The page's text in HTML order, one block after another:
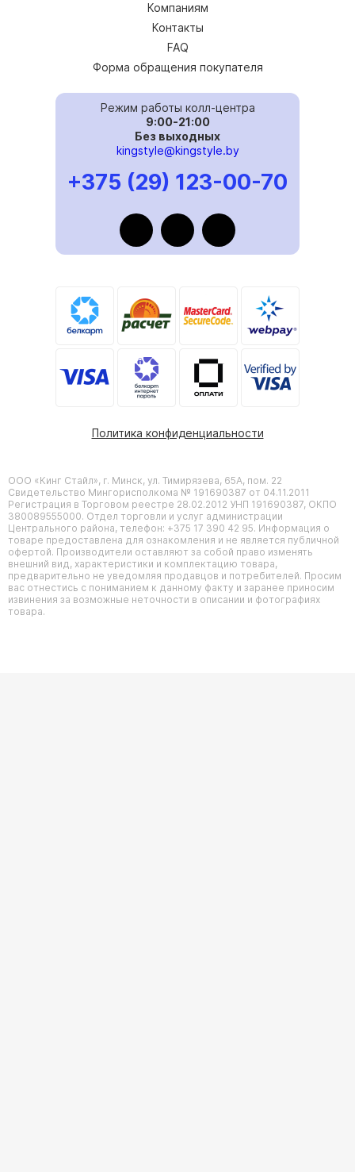
Компаниям
Контакты
FAQ
Форма обращения покупателя
Режим работы колл-центра
9:00-21:00
Без выходных
kingstyle@kingstyle.by
+375 (29) 123-00-70
Политика конфиденциальности
ООО «Кинг Стайл», г. Минск, ул. Тимирязева, 65А, пом. 22
Свидетельство Мингорисполкома № 191690387 от 04.11.2011
Регистрация в Торговом реестре 28.02.2012 УНП 191690387, ОКПО
380089555000. Отдел торговли и услуг администрации
Центрального района, телефон: +375 17 390 42 95. Информация о
товаре предоставлена для ознакомления и не является публичной
офертой. Производители оставляют за собой право изменять
внешний вид, характеристики и комплектацию товара,
предварительно не уведомляя продавцов и потребителей. Просим
вас отнестись с пониманием к данному факту и заранее приносим
извинения за возможные неточности в описании и фотографиях
товара.